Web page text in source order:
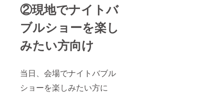
②現地でナイトバ
ブルショーを楽し
みたい方向け
当日、会場でナイトバブル
ショーを楽しみたい方に